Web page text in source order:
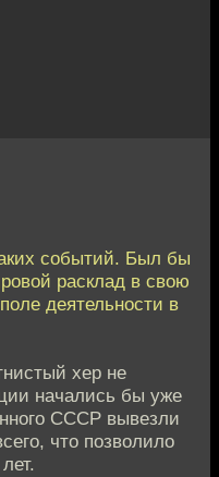
событий. Был бы
расклад в свою
деятельности в
хер не
начались бы уже
СССР вывезли
что позволило